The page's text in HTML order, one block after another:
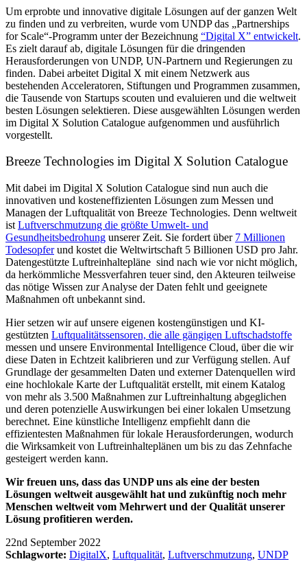
Um erprobte und innovative digitale Lösungen auf der ganzen Welt
zu finden und zu verbreiten, wurde vom UNDP das „Partnerships
for Scale“-Programm unter der Bezeichnung “Digital X” entwickelt.
Es zielt darauf ab, digitale Lösungen für die dringenden
Herausforderungen von UNDP, UN-Partnern und Regierungen zu
finden. Dabei arbeitet Digital X mit einem Netzwerk aus
bestehenden Acceleratoren, Stiftungen und Programmen zusammen,
die Tausende von Startups scouten und evaluieren und die weltweit
besten Lösungen selektieren. Diese ausgewählten Lösungen werden
im Digital X Solution Catalogue aufgenommen und ausführlich
vorgestellt.
Breeze Technologies im Digital X Solution Catalogue
Mit dabei im Digital X Solution Catalogue sind nun auch die
innovativen und kosteneffizienten Lösungen zum Messen und
Managen der Luftqualität von Breeze Technologies. Denn weltweit
ist Luftverschmutzung die größte Umwelt- und
Gesundheitsbedrohung unserer Zeit. Sie fordert über 7 Millionen
Todesopferund kostet die Weltwirtschaft 5 Billionen USD pro Jahr.
Datengestützte Luftreinhaltepläne sind nach wie vor nicht möglich,
da herkömmliche Messverfahren teuer sind, den Akteuren teilweise
das nötige Wissen zur Analyse der Daten fehlt und geeignete
Maßnahmen oft unbekannt sind.
Hier setzen wir auf unsere eigenen kostengünstigen und KI-
gestützten Luftqualitätssensoren, die alle gängigen Luftschadstoffe
messen und unsere Environmental Intelligence Cloud, über die wir
diese Daten in Echtzeit kalibrieren und zur Verfügung stellen. Auf
Grundlage der gesammelten Daten und externer Datenquellen wird
eine hochlokale Karte der Luftqualität erstellt, mit einem Katalog
von mehr als 3.500 Maßnahmen zur Luftreinhaltung abgeglichen
und deren potenzielle Auswirkungen bei einer lokalen Umsetzung
berechnet. Eine künstliche Intelligenz empfiehlt dann die
effizientesten Maßnahmen für lokale Herausforderungen, wodurch
die Wirksamkeit von Luftreinhalteplänen um bis zu das Zehnfache
gesteigert werden kann.
Wir freuen uns, dass das UNDP uns als eine der besten
Lösungen weltweit ausgewählt hat und zukünftig noch mehr
Menschen weltweit vom Mehrwert und der Qualität unserer
Lösung profitieren werden.
22nd September 2022
Schlagworte: DigitalX, Luftqualität, Luftverschmutzung, UNDP